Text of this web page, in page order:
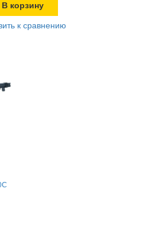
В корзину
к сравнению